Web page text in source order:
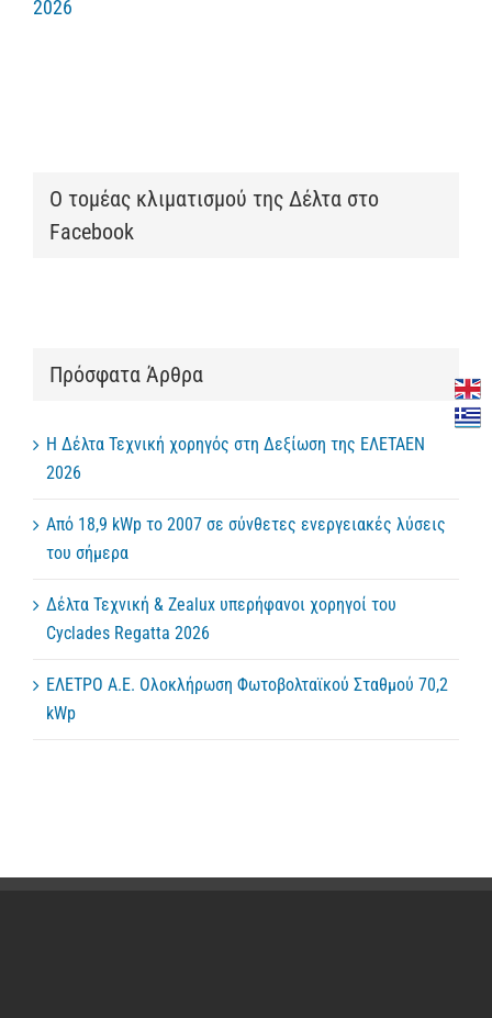
2026
Ο τομέας κλιματισμού της Δέλτα στο
Facebook
Πρόσφατα Άρθρα
Η Δέλτα Τεχνική χορηγός στη Δεξίωση της ΕΛΕΤΑΕΝ
2026
Από 18,9 kWp το 2007 σε σύνθετες ενεργειακές λύσεις
του σήμερα
Δέλτα Τεχνική & Zealux υπερήφανοι χορηγοί του
Cyclades Regatta 2026
ΕΛΕΤΡΟ Α.Ε. Ολοκλήρωση Φωτοβολταϊκού Σταθμού 70,2
kWp